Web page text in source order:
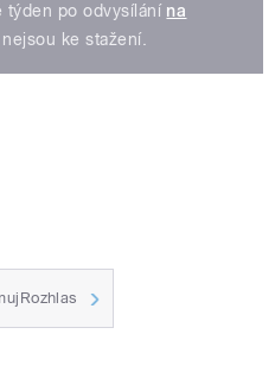
týden po odvysílání na
ke stažení.